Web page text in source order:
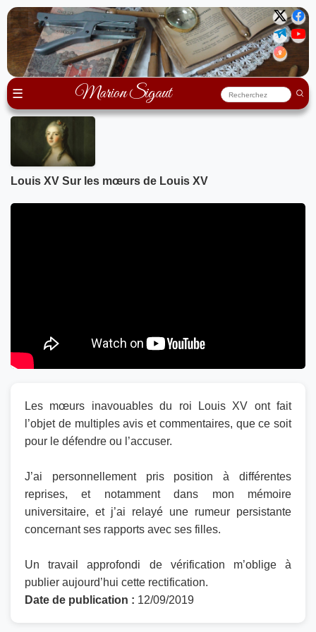
☰ Marion Sigaut
Louis XV Sur les mœurs de Louis XV
Les mœurs inavouables du roi Louis XV ont fait
l’objet de multiples avis et commentaires, que ce soit
pour le défendre ou l’accuser.
J’ai personnellement pris position à différentes
reprises, et notamment dans mon mémoire
universitaire, et j’ai relayé une rumeur persistante
concernant ses rapports avec ses filles.
Un travail approfondi de vérification m’oblige à
publier aujourd’hui cette rectification.
Date de publication : 12/09/2019